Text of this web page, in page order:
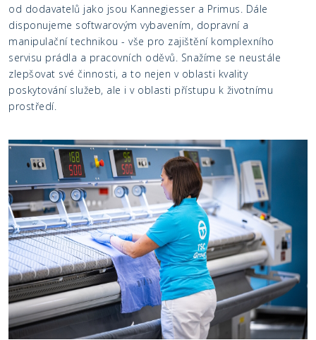
od dodavatelů jako jsou Kannegiesser a Primus. Dále
disponujeme softwarovým vybavením, dopravní a
manipulační technikou - vše pro zajištění komplexního
servisu prádla a pracovních oděvů. Snažíme se neustále
zlepšovat své činnosti, a to nejen v oblasti kvality
poskytování služeb, ale i v oblasti přístupu k životnímu
prostředí.